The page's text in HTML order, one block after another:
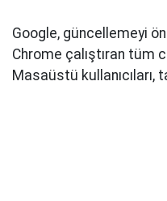
Google, güncellemeyi
Chrome çalıştıran tüm
Masaüstü kullanıcıları,